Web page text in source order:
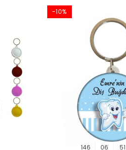
-10%
146
06
51